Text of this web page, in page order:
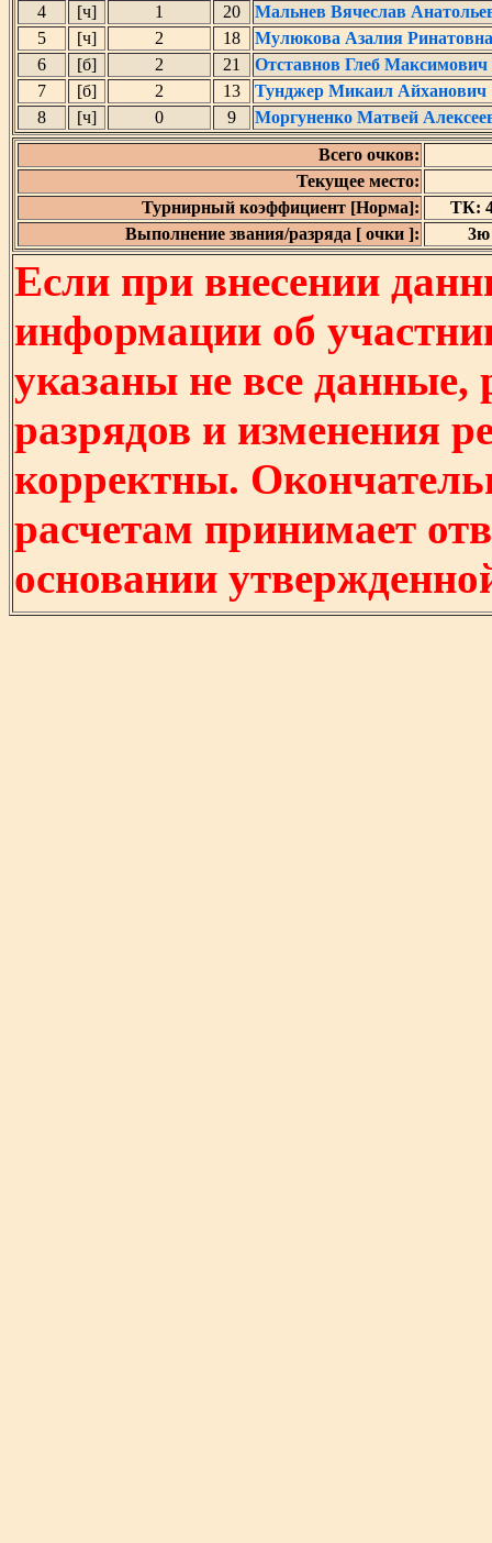
4
[ч] 1 20
Мальнев Вячеслав
5
[ч] 2 18
Мулюкова Азалия Ринатовна
6
[б] 2 21
Отставнов Глеб Максимович
7
[б] 2 13
Тунджер Микаил Айханович
8
[ч] 0 9
Моргуненко Матвей
Всего очков:
Текущее место:
Турнирный коэффициент [Норма]:
ТК:
Выполнение звания/разряда [ очки ]:
3ю
Если при внесении
информации об
указаны не все
разрядов и изменения
корректны.
расчетам принимает
основании